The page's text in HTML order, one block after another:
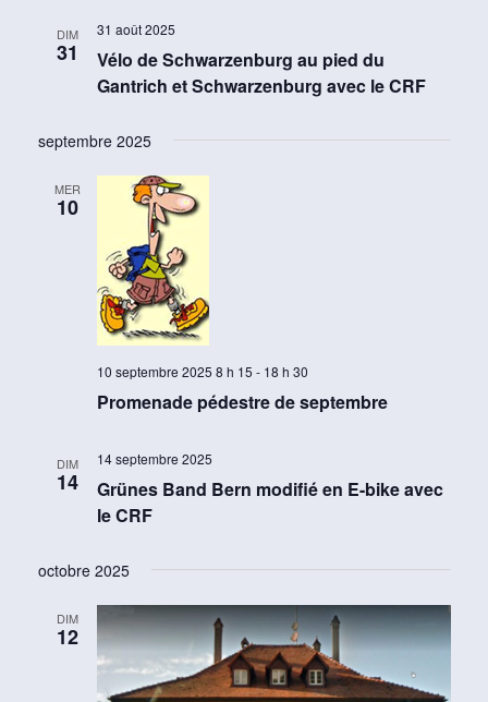
DIM
31
Vélo de Schwarzenburg au pied du
Gantrich et Schwarzenburg avec le CRF
31 août 2025
septembre 2025
MER
10
Promenade pédestre de septembre
10 septembre 2025 8 h 15 - 18 h 30
DIM
14
Grünes Band Bern modifié en E-bike avec
le CRF
14 septembre 2025
octobre 2025
DIM
12